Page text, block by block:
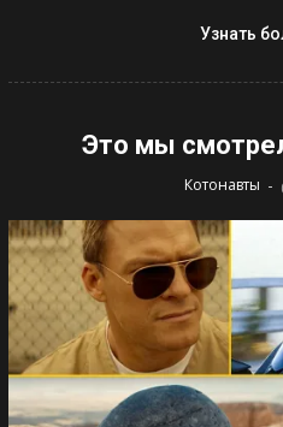
Узнать
Это мы
Котонавты -